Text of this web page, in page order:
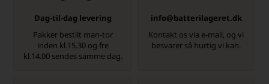
Dag-til-dag levering
Pakker bestilt man-tor
inden kl.15.30 og fre
kl.14.00 sendes samme dag.
info@batterilageret.dk
Kontakt os via e-mail, og vi
besvarer så hurtig vi kan.